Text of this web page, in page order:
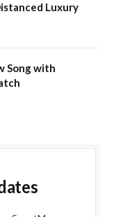
Luxury
Song with